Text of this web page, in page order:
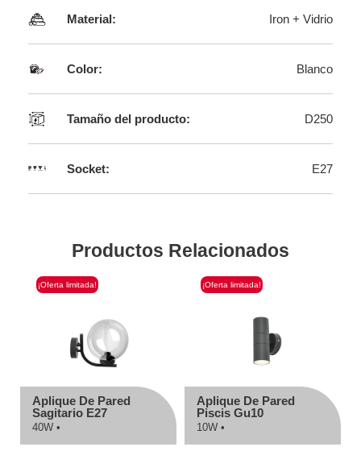
Material: Iron + Vidrio
Color: Blanco
Tamaño del producto: D250
Socket: E27
Productos Relacionados
¡Oferta limitada!
Aplique De Pared
Sagitario E27
40W •
¡Oferta limitada!
Aplique De Pared
Piscis Gu10
10W •